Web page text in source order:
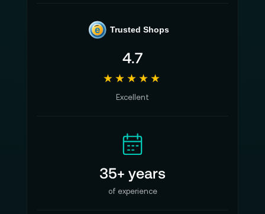
e Trusted Shops
4.7
★★★★★
Excellent
35+ years
of experience